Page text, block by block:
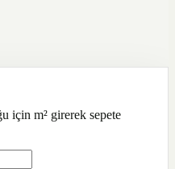
için m² girerek sepete